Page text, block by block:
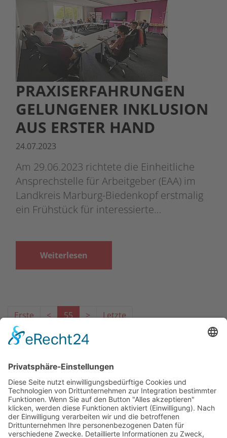
PRAXISERFAHRUNGEN
GELUNGENER INKLUSION
AUS ERSTER HAND
24.07.2023
Am 29.06.2023 richtete die Einheitliche
Ansprechstelle für Arbeitgeber (EAA) im
Landkreis Marburg-Biedenkopf erstmalig
ein Frühstück für interessierte…
Weiterlesen
Erste < 55 > Letzte
Das Projekt zur Implementierung der Einheitlichen
Ansprechstellen für Arbeitgeber gemäß § 185a SGB IX in
Hessen wird gefördert aus Mitteln des LWV Hessen
Integrationsamtes. Das Projekt wird unter Einbindung
des Hessischen Ministeriums für Arbeit, Integration,
Jugend und Soziales von der Forschungsstelle des
Bildungswerks der Hessischen Wirtschaft e. V.
durchgeführt.